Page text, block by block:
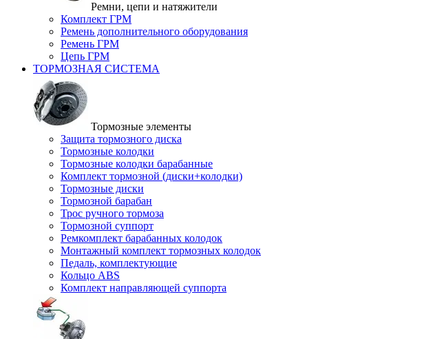
Ремни, цепи и натяжители
Комплект ГРМ
Ремень дополнительного оборудования
Ремень ГРМ
Цепь ГРМ
ТОРМОЗНАЯ СИСТЕМА
Тормозные элементы
Защита тормозного диска
Тормозные колодки
Тормозные колодки барабанные
Комплект тормозной (диски+колодки)
Тормозные диски
Тормозной барабан
Трос ручного тормоза
Тормозной суппорт
Ремкомплект барабанных колодок
Монтажный комплект тормозных колодок
Педаль, комплектующие
Кольцо ABS
Комплект направляющей суппорта